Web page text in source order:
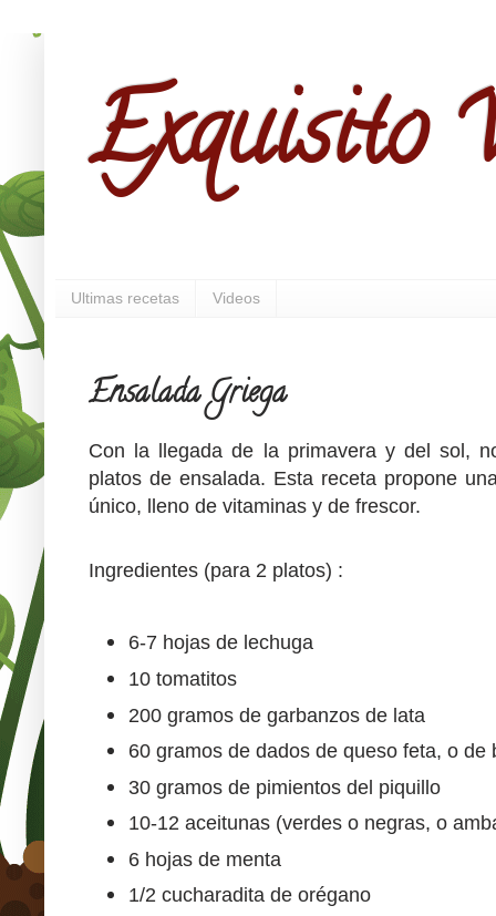
Exquisito
Ultimas recetas Videos
Ensalada Griega
Con la llegada de la primavera y del sol,
platos de ensalada. Esta receta propone
único, lleno de vitaminas y de frescor.
Ingredientes (para 2 platos) :
6-7 hojas de lechuga
10 tomatitos
200 gramos de garbanzos de lata
60 gramos de dados de queso feta, o de
30 gramos de pimientos del piquillo
10-12 aceitunas (verdes o negras, o
6 hojas de menta
1/2 cucharadita de orégano